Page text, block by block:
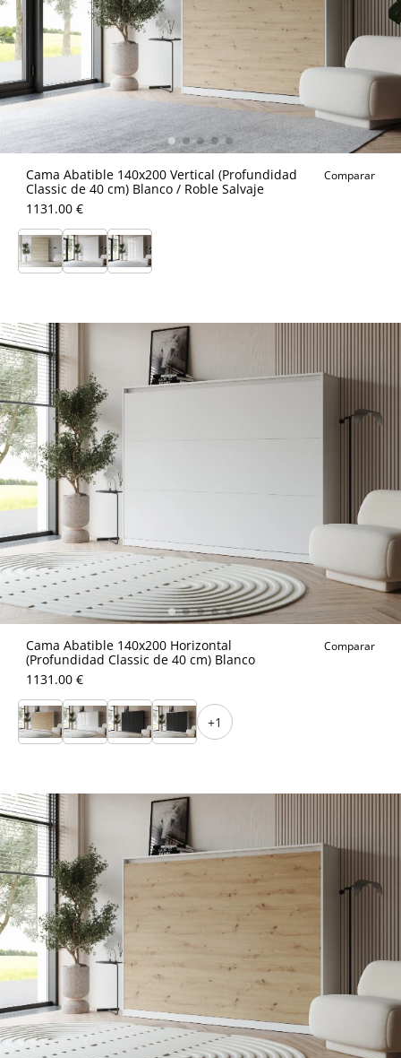
Cama Abatible 140x200 Vertical (Profundidad
Classic de 40 cm) Blanco / Roble Salvaje
Comparar
1131.00 €
Cama Abatible 140x200 Horizontal
(Profundidad Classic de 40 cm) Blanco
Comparar
1131.00 €
+1